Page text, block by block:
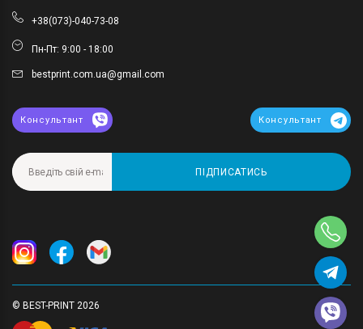
+38(073)-040-73-08
Пн-Пт: 9:00 - 18:00
bestprint.com.ua@gmail.com
Консультант Консультант
ПІДПИСАТИСЬ
© BEST-PRINT 2026